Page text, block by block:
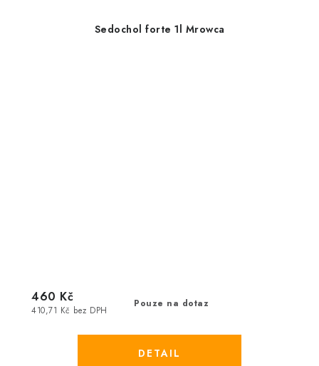
Sedochol forte 1l Mrowca
Pouze na dotaz
410,71 Kč bez DPH
460 Kč